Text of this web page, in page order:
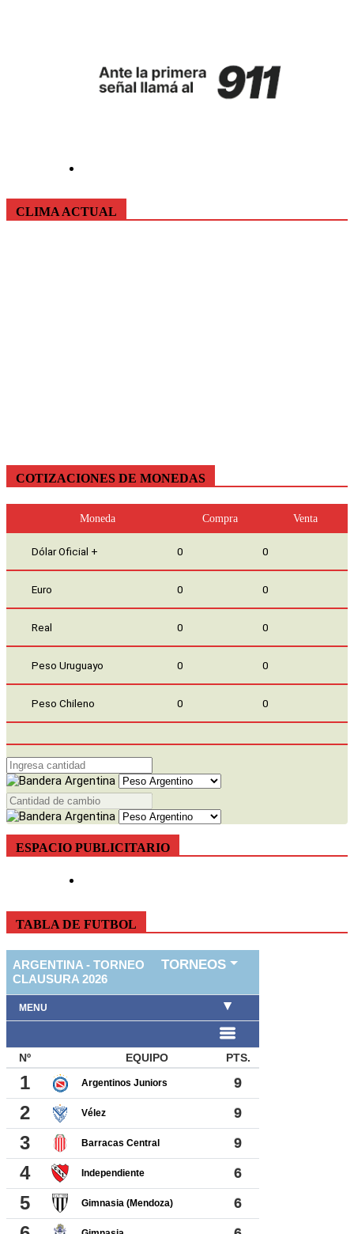
CLIMA ACTUAL
COTIZACIONES DE MONEDAS
Moneda Compra Venta
Dólar Oficial + 0 0
Euro 0 0
Real 0 0
Peso Uruguayo 0 0
Peso Chileno 0 0
ESPACIO PUBLICITARIO
TABLA DE FUTBOL